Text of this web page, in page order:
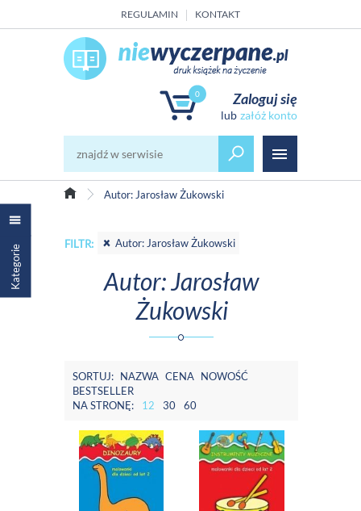
REGULAMIN KONTAKT
0 Zaloguj się
załóż konto
Autor: Jarosław Żukowski
Kategorie FILTR: Autor: Jarosław Żukowski
Autor: Jarosław
Żukowski
SORTUJ: NAZWA CENA NOWOŚĆ
BESTSELLER
NA STRONĘ:
12 30 60